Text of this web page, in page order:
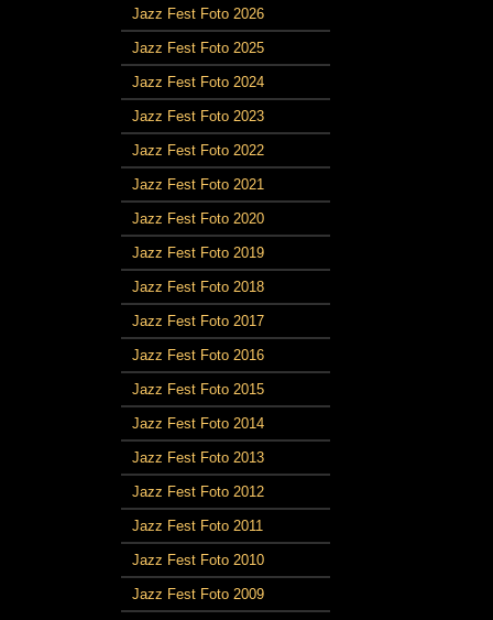
Jazz Fest Foto 2026
Jazz Fest Foto 2025
Jazz Fest Foto 2024
Jazz Fest Foto 2023
Jazz Fest Foto 2022
Jazz Fest Foto 2021
Jazz Fest Foto 2020
Jazz Fest Foto 2019
Jazz Fest Foto 2018
Jazz Fest Foto 2017
Jazz Fest Foto 2016
Jazz Fest Foto 2015
Jazz Fest Foto 2014
Jazz Fest Foto 2013
Jazz Fest Foto 2012
Jazz Fest Foto 2011
Jazz Fest Foto 2010
Jazz Fest Foto 2009